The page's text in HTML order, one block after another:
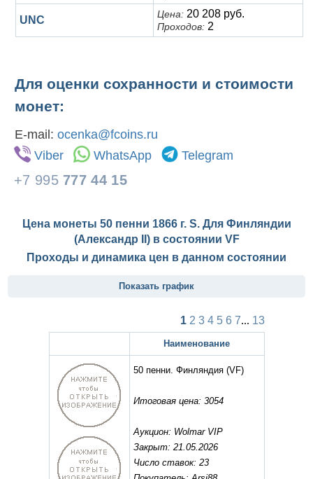
UNC Цена: 20 208 руб.
Проходов: 2
Для оценки сохранности и стоимости
монет:
E-mail: ocenka@fcoins.ru
Viber
WhatsApp Telegram
+7 995 777 44 15
Цена монеты 50 пенни 1866 г. S. Для Финляндии
(Александр II) в состоянии VF
Проходы и динамика цен в данном состоянии
Показать график
1 2 3 4 5 6 7... 13
Наименование
50 пенни. Финляндия(VF)
Итоговая цена: 3054
Аукцион: Wolmar VIP
Закрыт: 21.05.2026
Число ставок: 23